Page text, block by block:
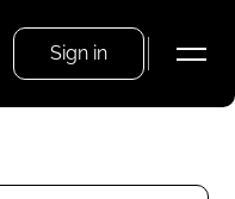
Sign in